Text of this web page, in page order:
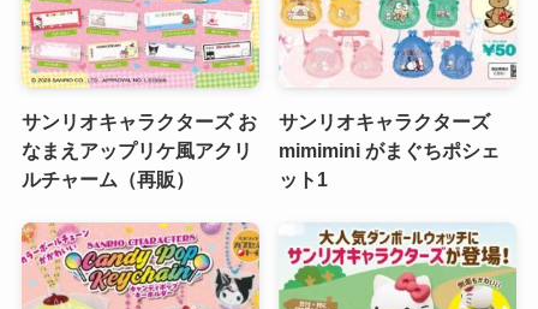
サンリオキャラクターズ お
なまえアップリケ風アクリ
ルチャーム（再販）
サンリオキャラクターズ
mimimini がまぐちポシェ
ット1